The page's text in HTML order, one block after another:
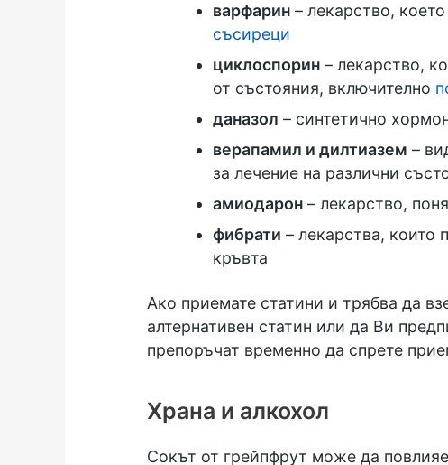
варфарин – лекарство,
съсиреци
циклоспорин – лекарство,
от състояния, включително
даназол – синтетично
верапамил и дилтиазем –
за лечение на различни
амиодарон – лекарство,
фибрати – лекарства, които
кръвта
Ако приемате статини и трябва да
алтернативен статин или да Ви
препоръчат временно да спрете
Храна и алкохол
Сокът от грейпфрут може да